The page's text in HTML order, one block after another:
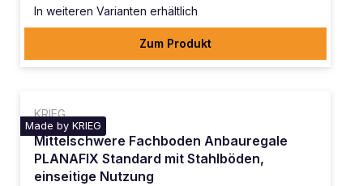
In weiteren Varianten erhältlich
Zum Produkt
KRIEG
Made by KRIEG
Mittelschwere Fachboden Anbauregale
PLANAFIX Standard mit Stahlböden,
einseitige Nutzung